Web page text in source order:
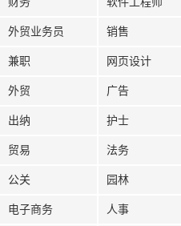
外贸业务员 销售
兼职 网页设计
外贸 广告
出纳 护士
贸易 法务
公关 园林
电子商务 人事